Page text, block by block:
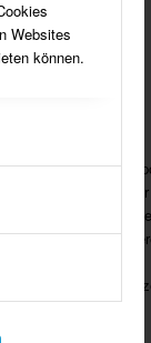
Websites
können.
in Südlohn. Ob
Gesang, Schach oder
alles ist
Klangkörper
weit über die
bekannt.